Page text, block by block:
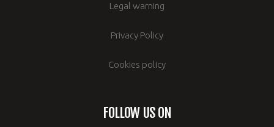
Legal warning
Privacy Policy
Cookies policy
FOLLOW US ON